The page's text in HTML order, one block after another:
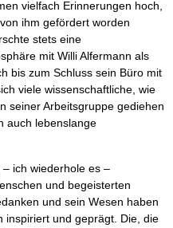
vielfach Erinnerungen hoch,
ihm gefördert worden
stets eine
mit Willi Alfermann als
bis zum Schluss sein Büro mit
viele wissenschaftliche, wie
seiner Arbeitsgruppe gediehen
auch lebenslange
ich wiederhole es –
und begeisterten
und sein Wesen haben
inspiriert und geprägt. Die, die